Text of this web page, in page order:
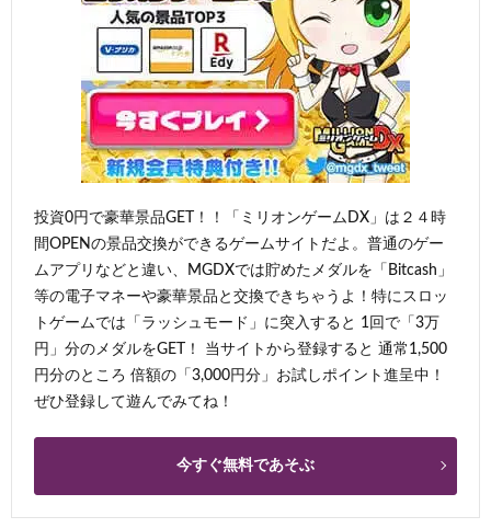
投資0円で豪華景品GET！！「ミリオンゲームDX」は２４時
間OPENの景品交換ができるゲームサイトだよ。普通のゲー
ムアプリなどと違い、MGDXでは貯めたメダルを「Bitcash」
等の電子マネーや豪華景品と交換できちゃうよ！特にスロッ
トゲームでは「ラッシュモード」に突入すると 1回で「3万
円」分のメダルをGET！ 当サイトから登録すると 通常1,500
円分のところ 倍額の「3,000円分」お試しポイント進呈中！
ぜひ登録して遊んでみてね！
今すぐ無料であそぶ